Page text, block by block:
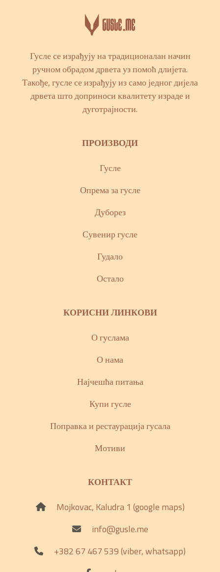
Гусле се израђују на традиционалан начин
ручном обрадом дрвета уз помоћ длијета.
Такође, гусле се израђују из само једног дијела
дрвета што доприноси квалитету израде и
дуготрајности.
ПРОИЗВОДИ
Гусле
Опрема за гусле
Дуборез
Сувенир гусле
Гудало
Остало
КОРИСНИ ЛИНКОВИ
О гуслама
О нама
Најчешћа питања
Купи гусле
Поправка и рестаурација гусала
Мотиви
КОНТАКТ
Mojkovac, Kaludra 1 (google maps)
info@gusle.me
+382 67 467 539 (viber, whatsapp)